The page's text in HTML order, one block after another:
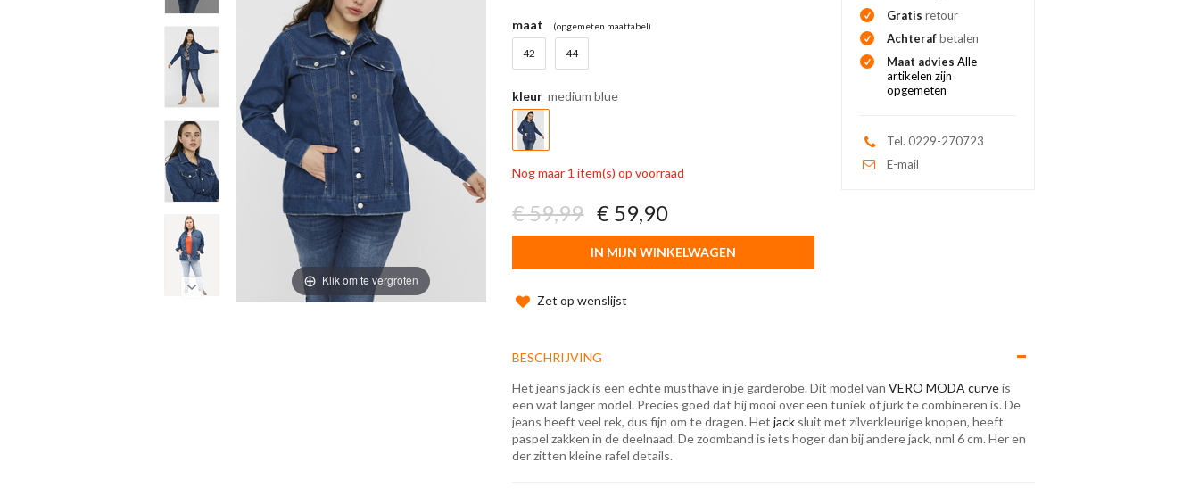
Klik om te vergroten
maat (opgemeten maattabel)
42 44
kleur medium blue
Nog maar 1 item(s) op voorraad
€ 59,99 € 59,90
IN MIJN WINKELWAGEN
Zet op wenslijst
Gratis retour
Achterafbetalen
Maat adviesAlle
artikelen zijn
opgemeten
Tel. 0229-270723
E-mail
BESCHRIJVING
Het jeans jack is een echte musthave in je garderobe. Dit model vanVERO MODA curveis
een wat langer model. Precies goed dat hij mooi over een tuniek of jurk te combineren is. De
jeans heeft veel rek, dus fijn om te dragen. Hetjack sluit met zilverkleurige knopen, heeft
paspel zakken in de deelnaad. De zoomband is iets hoger dan bij andere jack, nml 6 cm. Her en
der zitten kleine rafel details.